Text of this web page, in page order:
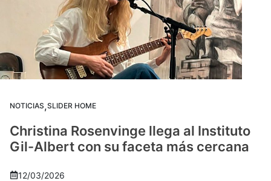
NOTICIAS,SLIDER HOME
Christina Rosenvinge llega al Instituto
Gil-Albert con su faceta más cercana
12/03/2026